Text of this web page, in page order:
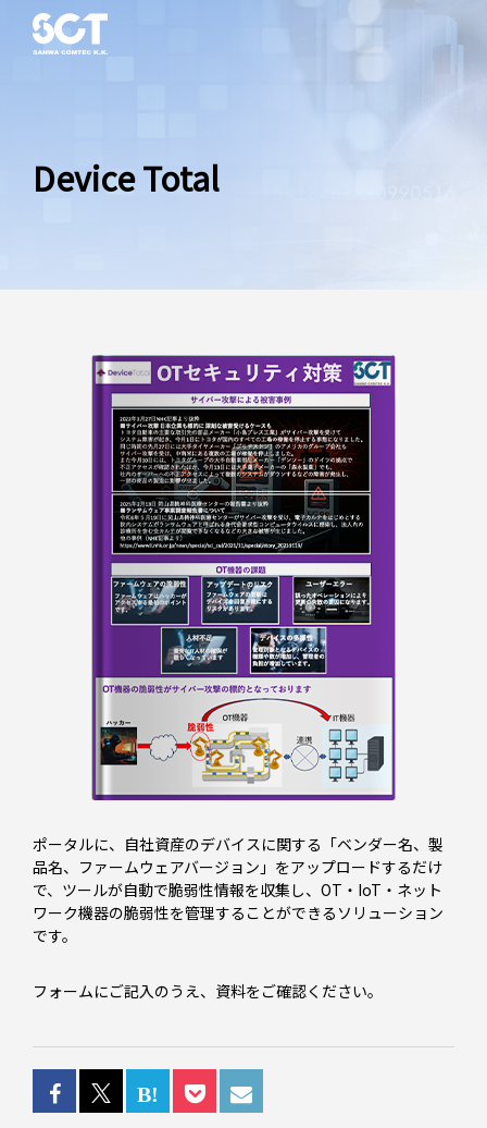
Device Total
ポータルに、自社資産のデバイスに関する「ベンダー名、製
品名、ファームウェアバージョン」をアップロードするだけ
で、ツールが自動で脆弱性情報を収集し、OT・IoT・ネット
ワーク機器の脆弱性を管理することができるソリューション
です。
フォームにご記入のうえ、資料をご確認ください。